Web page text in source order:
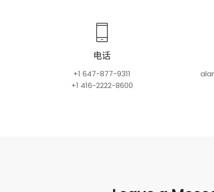
电话
+1 647-877-9311
+1 416-2222-8600